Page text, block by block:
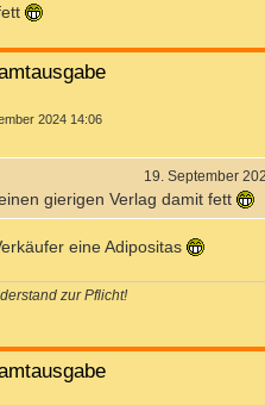
2024 14:06
19. September
gierigen Verlag damit fett
eine Adipositas
zur Pflicht!